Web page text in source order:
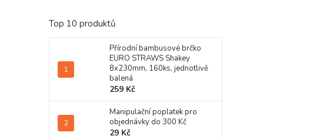
Top 10 produktů
Přírodní bambusové brčko
EURO STRAWS Shakey
8x230mm, 160ks, jednotlivě
balená
259 Kč
Manipulační poplatek pro
objednávky do 300 Kč
29 Kč